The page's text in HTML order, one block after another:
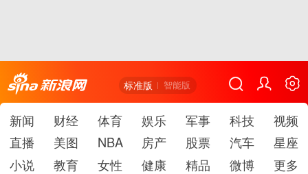
标准版 智能版
新闻 财经 体育 娱乐 军事 科技
视频
直播
美图 NBA 房产 股票 汽车
星座
小说
教育 女性 健康 精品 微博 更多